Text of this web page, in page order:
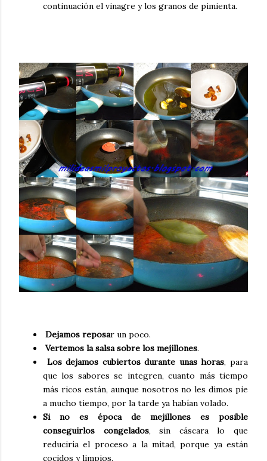
continuación el vinagre y los granos de pimienta.
Dejamos reposar un poco.
Vertemos la salsa sobre los mejillones.
Los dejamos cubiertos durante unas horas, para
que los sabores se integren, cuanto más tiempo
más ricos están, aunque nosotros no les dimos pie
a mucho tiempo, por la tarde ya habían volado.
Si no es época de mejillones es posible
conseguirlos congelados, sin cáscara lo que
reduciría el proceso a la mitad, porque ya están
cocidos y limpios.